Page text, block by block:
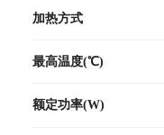
加热方式
最高温度(℃)
额定功率(W)